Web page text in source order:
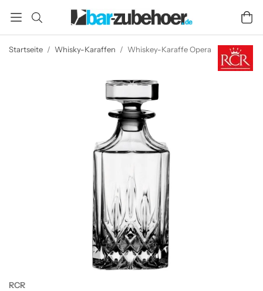
Startseite / Whisky-Karaffen / Whiskey-Karaffe Opera
RCR